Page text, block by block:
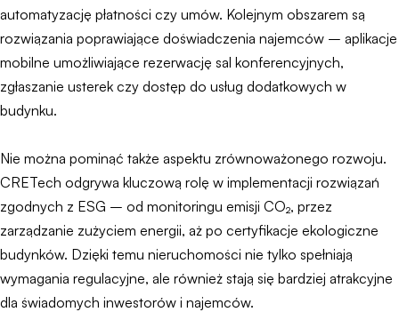
automatyzację płatności czy umów. Kolejnym obszarem są
rozwiązania poprawiające doświadczenia najemców – aplikacje
mobilne umożliwiające rezerwację sal konferencyjnych,
zgłaszanie usterek czy dostęp do usług dodatkowych w
budynku.
Nie można pominąć także aspektu zrównoważonego rozwoju.
CRETech odgrywa kluczową rolę w implementacji rozwiązań
zgodnych z ESG – od monitoringu emisji CO₂, przez
zarządzanie zużyciem energii, aż po certyfikacje ekologiczne
budynków. Dzięki temu nieruchomości nie tylko spełniają
wymagania regulacyjne, ale również stają się bardziej atrakcyjne
dla świadomych inwestorów i najemców.